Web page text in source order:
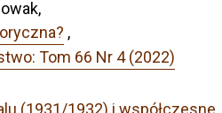
,
Tom 66 Nr 4 (2022)
(1931/1932) i współczesne